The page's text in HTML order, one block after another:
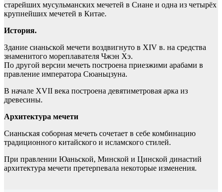
старейших мусульманских мечетей в Сиане и одна из четырёх
крупнейших мечетей в Китае.
История.
Здание сианьской мечети воздвигнуто в XIV в. на средства
знаменитого мореплавателя Чжэн Хэ.
По другой версии мечеть построена приезжими арабами в
правление императора Сюаньцзуна.
В начале XVII века построена девятиметровая арка из
древесины.
Архитектура мечети
Сианьская соборная мечеть сочетает в себе комбинацию
традиционного китайского и исламского стилей.
При правлении Юаньской, Минской и Цинской династий
архитектура мечети претерпевала некоторые изменения.